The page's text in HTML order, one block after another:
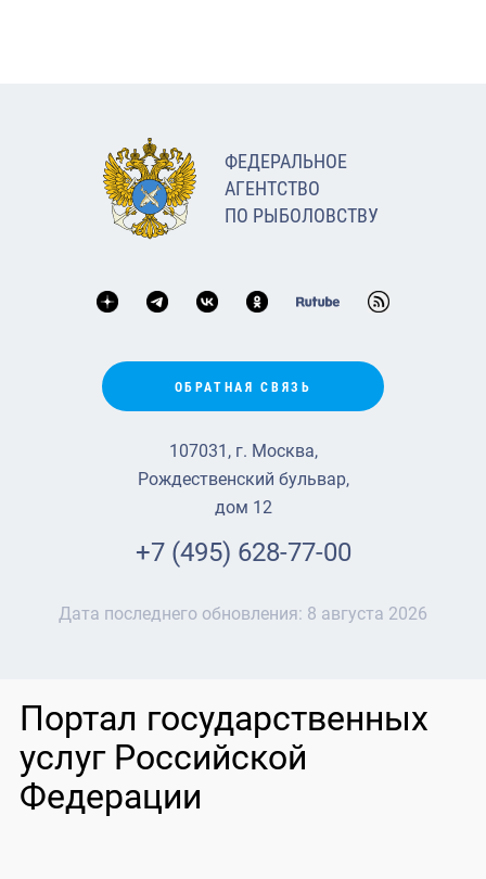
ФЕДЕРАЛЬНОЕ
АГЕНТСТВО
ПО РЫБОЛОВСТВУ
ОБРАТНАЯ СВЯЗЬ
107031, г. Москва,
Рождественский бульвар,
дом 12
+7 (495) 628-77-00
Дата последнего обновления: 8 августа 2026
Портал государственных
услуг Российской
Федерации